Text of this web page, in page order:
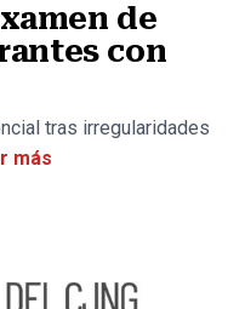
de
con
tras irregularidades
más